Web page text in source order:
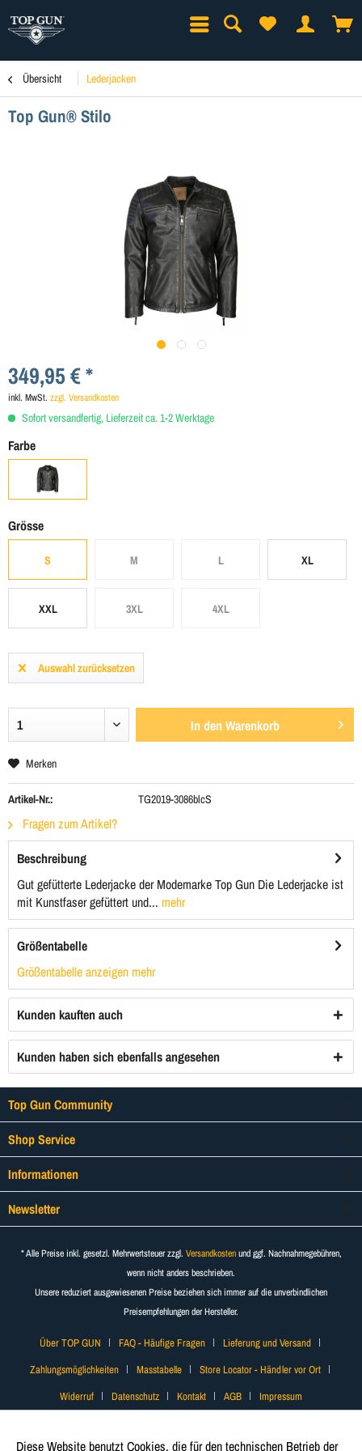
Übersicht Lederjacken
Top Gun® Stilo
349,95 € *
inkl. MwSt. zzgl. Versandkosten
Sofort versandfertig, Lieferzeit ca. 1-2 Werktage
Farbe
Grösse
S M L XL
XXL 3XL 4XL
Auswahl zurücksetzen
In denWarenkorb
Merken
Artikel-Nr.: TG2019-3086blcS
Fragen zum Artikel?
Beschreibung
Gut gefütterte Lederjacke der Modemarke Top Gun Die Lederjacke ist
mit Kunstfaser gefüttert und... mehr
Größentabelle
Größentabelle anzeigen mehr
Kunden kauften auch
Kunden haben sich ebenfalls angesehen
Top Gun Community
Shop Service
Informationen
Newsletter
* Alle Preise inkl. gesetzl. Mehrwertsteuer zzgl. Versandkostenund ggf. Nachnahmegebühren,
wenn nicht anders beschrieben.
Unsere reduziert ausgewiesenen Preise beziehen sich immer auf die unverbindlichen
Preisempfehlungen der Hersteller.
Über TOP GUN FAQ - Häufige Fragen
Lieferung und Versand
Zahlungsmöglichkeiten
Masstabelle
Store Locator - Händler vor Ort
Widerruf
Datenschutz Kontakt AGB Impressum
Diese Website benutzt Cookies, die für den technischen Betrieb der